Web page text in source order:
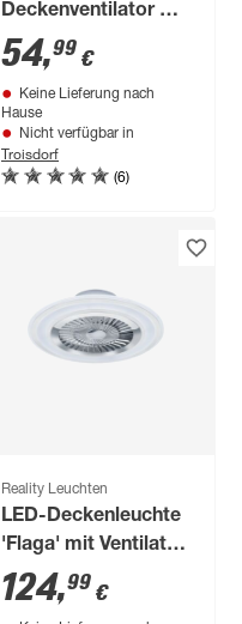
Deckenventilator mit
Beleuchtung
dimmbar 40 W
warmweiß,
neutralweiß Ø 48 x
13,4 cm
54,99 €
Keine Lieferung nach
Hause
Nicht verfügbar in
Troisdorf
(6)
Reality Leuchten
LED-Deckenleuchte
'Flaga' mit Ventilator
Ø 60 cm 5000 lm
124,99 €